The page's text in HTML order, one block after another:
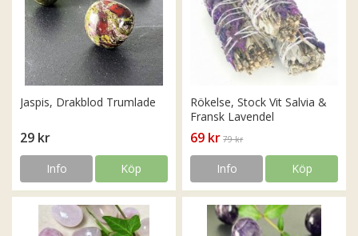
Jaspis, Drakblod Trumlade
29 kr
Info Köp
Rökelse, Stock Vit Salvia &
Fransk Lavendel
69 kr 79 kr
Info Köp